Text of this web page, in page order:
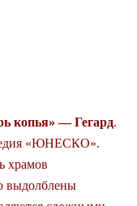
копья» — Гегард.
«ЮНЕСКО».
храмов
выдолблены